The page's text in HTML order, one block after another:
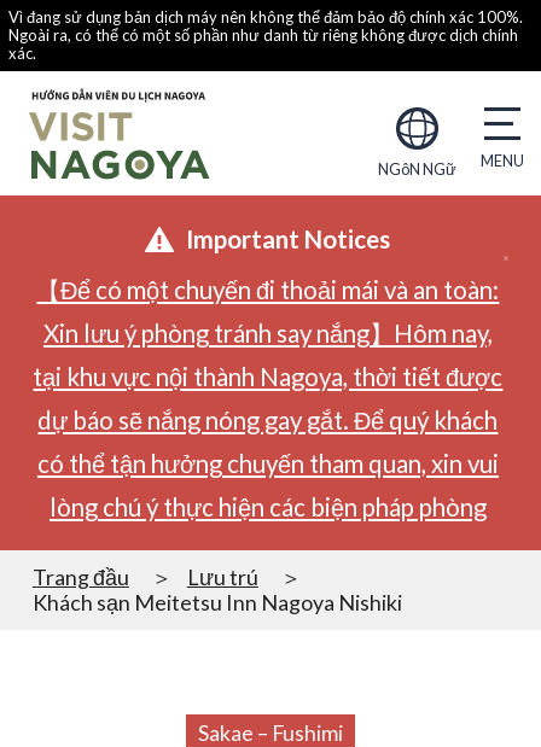
Vì đang sử dụng bản dịch máy nên không thể đảm bảo độ chính xác 100%.
Ngoài ra, có thể có một số phần như danh từ riêng không được dịch chính
xác.
NGôN NGữ
Important Notices
【Để có một chuyến đi thoải mái và an toàn:
Xin lưu ý phòng tránh say nắng】Hôm nay,
tại khu vực nội thành Nagoya, thời tiết được
dự báo sẽ nắng nóng gay gắt. Để quý khách
có thể tận hưởng chuyến tham quan, xin vui
lòng chú ý thực hiện các biện pháp phòng
Trang đầu
Lưu trú
Khách sạn Meitetsu Inn Nagoya Nishiki
Sakae – Fushimi